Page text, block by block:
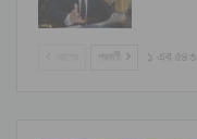
পরবর্তী ১ এর ৫৪৩